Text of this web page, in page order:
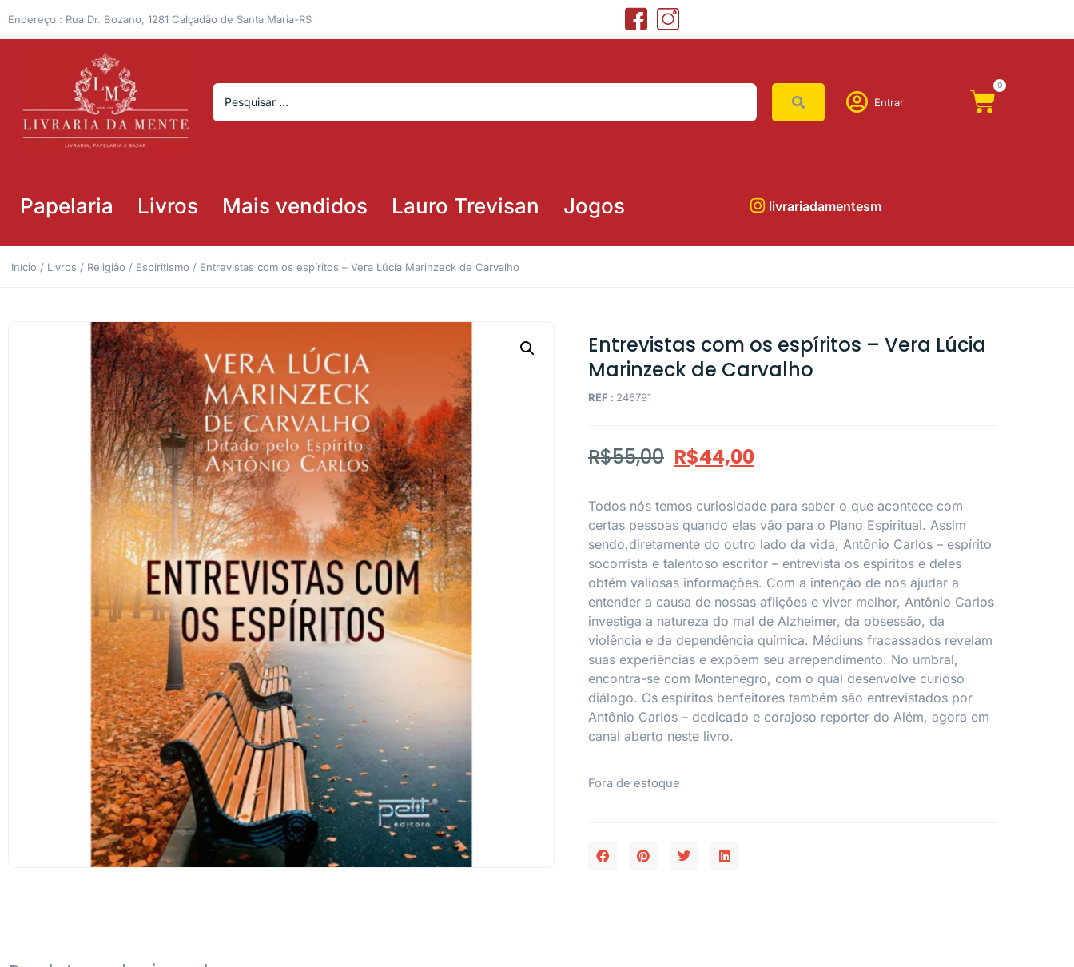
Endereço : Rua Dr. Bozano, 1281 Calçadão de Santa Maria-RS
Entrar
0
Papelaria Livros Mais vendidos Lauro Trevisan Jogos livrariadamentesm
Início / Livros / Religião / Espiritismo / Entrevistas com os espíritos – Vera Lúcia Marinzeck de Carvalho
Entrevistas com os espíritos – Vera Lúcia
Marinzeck de Carvalho
REF : 246791
R$55,00 R$44,00
Todos nós temos curiosidade para saber o que acontece com
certas pessoas quando elas vão para o Plano Espiritual. Assim
sendo,diretamente do outro lado da vida, Antônio Carlos – espírito
socorrista e talentoso escritor – entrevista os espíritos e deles
obtém valiosas informações. Com a intenção de nos ajudar a
entender a causa de nossas aflições e viver melhor, Antônio Carlos
investiga a natureza do mal de Alzheimer, da obsessão, da
violência e da dependência química. Médiuns fracassados revelam
suas experiências e expõem seu arrependimento. No umbral,
encontra-se com Montenegro, com o qual desenvolve curioso
diálogo. Os espíritos benfeitores também são entrevistados por
Antônio Carlos – dedicado e corajoso repórter do Além, agora em
canal aberto neste livro.
Fora de estoque